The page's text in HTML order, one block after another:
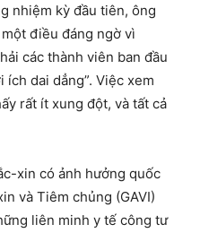
nhiệm kỳ đầu tiên, ông
điều đáng ngờ vì
các thành viên ban đầu
dai dẳng”. Việc xem
rất ít xung đột, và tất cả
xin có ảnh hưởng quốc
và Tiêm chủng (GAVI)
liên minh y tế công tư